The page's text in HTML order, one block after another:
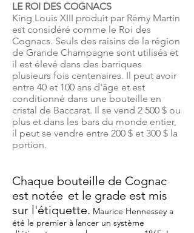
LE ROI DES COGNACS
King Louis XIII produit par Rémy Martin
est considéré comme le Roi des
Cognacs. Seuls des raisins de la région
de Grande Champagne sont utilisés et
il est élevé dans des barriques
plusieurs fois centenaires. Il peut avoir
entre 40 et 100 ans d'âge et est
conditionné dans une bouteille en
cristal de Baccarat. Il se vend 2 500 $ ou
plus et dans les bars du monde entier,
il peut se vendre entre 200 $ et 300 $ la
portion.
Chaque bouteille de Cognac
est notée et le grade est mis
sur l'étiquette. Maurice Hennessey a
été le premier à lancer un système